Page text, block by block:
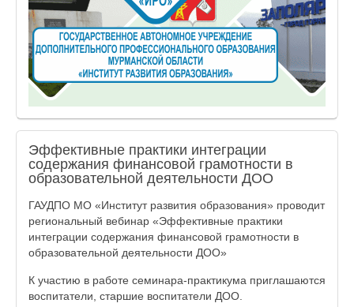
Эффективные практики интеграции
содержания финансовой грамотности в
образовательной деятельности ДОО
ГАУДПО МО «Институт развития образования» проводит
региональный вебинар «Эффективные практики
интеграции содержания финансовой грамотности в
образовательной деятельности ДОО»
К участию в работе семинара-практикума приглашаются
воспитатели, старшие воспитатели ДОО.